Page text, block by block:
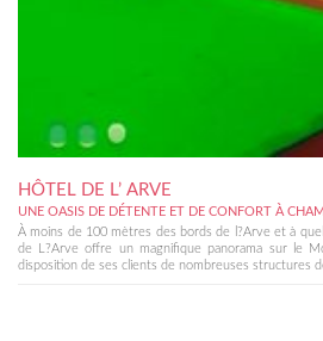
HÔTEL DE L’ ARVE
UNE OASIS DE DÉTENTE ET DE CONFORT À
À moins de 100 mètres des bords de l?Arve et à
de L?Arve offre un magnifique panorama sur le
disposition de ses clients de nombreuses structures